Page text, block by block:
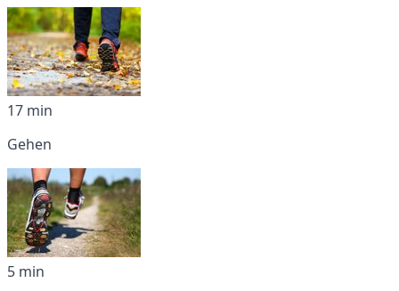
17 min
Gehen
5 min